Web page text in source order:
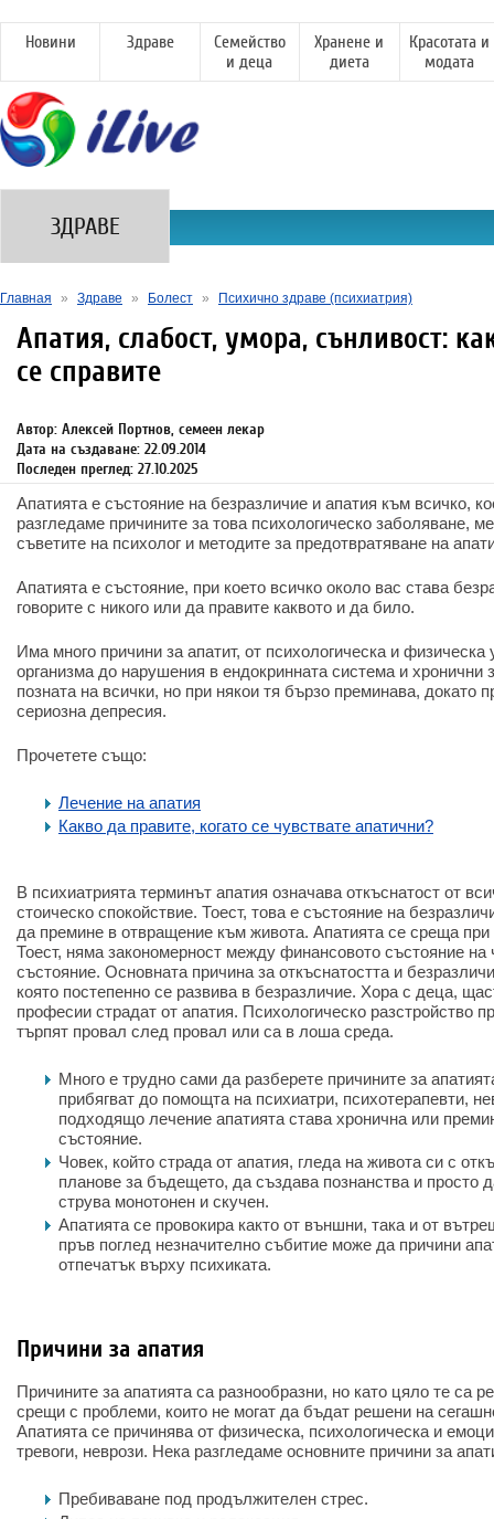
Новини Здраве
Семейство
и деца
Хранене и
диета
Красотата и
модата
ЗДРАВЕ
Главная » Здраве » Болест » Психично здраве (психиатрия)
Апатия, слабост, умора, сънливост:
се справите
Автор: Алексей Портнов, семеен лекар
Дата на създаване: 22.09.2014
Последен преглед: 27.10.2025
Апатията е състояние на безразличие и апатия към всичко,
разгледаме причините за това психологическо заболяване,
съветите на психолог и методите за предотвратяване на
Апатията е състояние, при което всичко около вас става
говорите с никого или да правите каквото и да било.
Има много причини за апатит, от психологическа и
организма до нарушения в ендокринната система и хронични
позната на всички, но при някои тя бързо преминава, докато
сериозна депресия.
Прочетете също:
Лечение на апатия
Какво да правите, когато се чувствате апатични?
В психиатрията терминът апатия означава откъснатост от
стоическо спокойствие. Тоест, това е състояние на
да премине в отвращение към живота. Апатията се среща
Тоест, няма закономерност между финансовото състояние на
състояние. Основната причина за откъснатостта и
която постепенно се развива в безразличие. Хора с деца,
професии страдат от апатия. Психологическо разстройство
търпят провал след провал или са в лоша среда.
Много е трудно сами да разберете причините за
прибягват до помощта на психиатри, психотерапевти,
подходящо лечение апатията става хронична или
състояние.
Човек, който страда от апатия, гледа на живота си с
планове за бъдещето, да създава познанства и просто
струва монотонен и скучен.
Апатията се провокира както от външни, така и от
пръв поглед незначително събитие може да причини
отпечатък върху психиката.
Причини за апатия
Причините за апатията са разнообразни, но като цяло те са
срещи с проблеми, които не могат да бъдат решени на
Апатията се причинява от физическа, психологическа и
тревоги, неврози. Нека разгледаме основните причини за
Пребиваване под продължителен стрес.